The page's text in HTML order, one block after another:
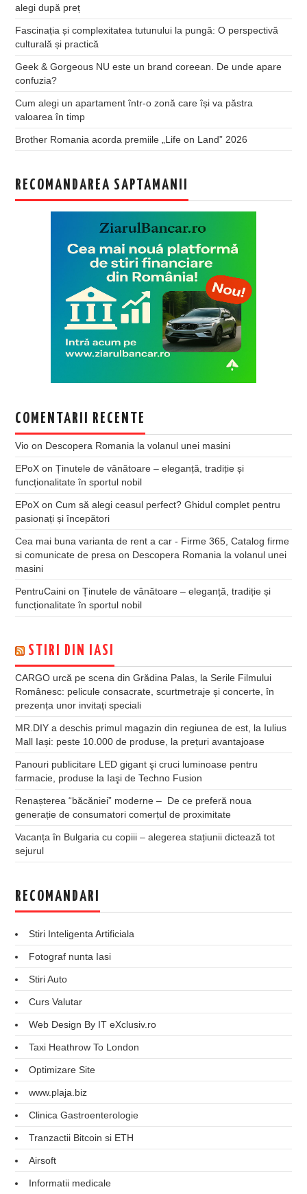
alegi după preț
Fascinația și complexitatea tutunului la pungă: O perspectivă
culturală și practică
Geek & Gorgeous NU este un brand coreean. De unde apare
confuzia?
Cum alegi un apartament într-o zonă care își va păstra
valoarea în timp
Brother Romania acorda premiile „Life on Land” 2026
RECOMANDAREA SAPTAMANII
COMENTARII RECENTE
Vio on Descopera Romania la volanul unei masini
EPoX onȚinutele de vânătoare – eleganță, tradiție și
funcționalitate în sportul nobil
EPoX onCum să alegi ceasul perfect? Ghidul complet pentru
pasionați și începători
Cea mai buna varianta de rent a car - Firme 365, Catalog firme
si comunicate de presa on Descopera Romania la volanul unei
masini
PentruCaini onȚinutele de vânătoare – eleganță, tradiție și
funcționalitate în sportul nobil
STIRI DIN IASI
CARGO urcă pe scena din Grădina Palas, la Serile Filmului
Românesc: pelicule consacrate, scurtmetraje și concerte, în
prezența unor invitați speciali
MR.DIY a deschis primul magazin din regiunea de est, la Iulius
Mall Iași: peste 10.000 de produse, la prețuri avantajoase
Panouri publicitare LED gigant şi cruci luminoase pentru
farmacie, produse la Iaşi de Techno Fusion
Renașterea “băcăniei” moderne – De ce preferă noua
generație de consumatori comerțul de proximitate
Vacanța în Bulgaria cu copiii – alegerea stațiunii dictează tot
sejurul
RECOMANDARI
Stiri Inteligenta Artificiala
Fotograf nunta Iasi
Stiri Auto
Curs Valutar
Web Design By IT eXclusiv.ro
Taxi Heathrow To London
Optimizare Site
www.plaja.biz
Clinica Gastroenterologie
Tranzactii Bitcoin si ETH
Airsoft
Informatii medicale